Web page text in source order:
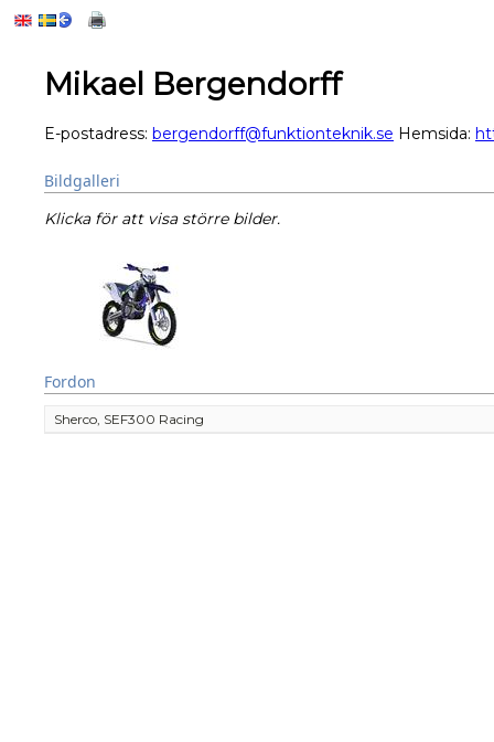
Mikael Bergendorff
E-postadress: bergendorff@funktionteknik.se Hemsida:
Bildgalleri
Klicka för att visa större bilder.
Fordon
Sherco, SEF300 Racing